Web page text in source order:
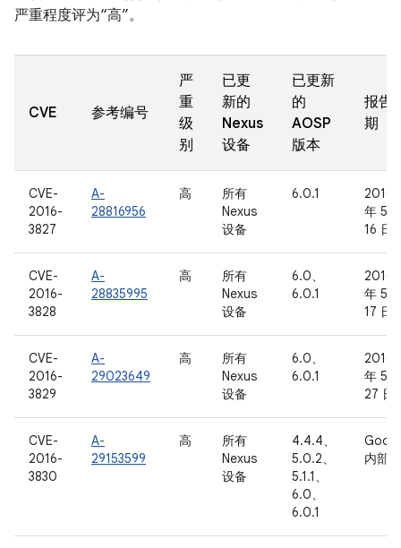
严重程度评为“高”。
CVE 参考编号
严
重
级
别
已更
新的
Nexus
设备
已更新
的
AOSP
版本
报告
期
CVE-
2016-
3827
A-
28816956
高
所有
Nexus
设备
6.0.1
2016
年 5
16 日
CVE-
2016-
3828
A-
28835995
高
所有
Nexus
设备
6.0、
6.0.1
2016
年 5
17 日
CVE-
2016-
3829
A-
29023649
高
所有
Nexus
设备
6.0、
6.0.1
2016
年 5
27 日
CVE-
2016-
3830
A-
29153599
高
所有
Nexus
设备
4.4.4、
5.0.2、
5.1.1、
6.0、
6.0.1
内部